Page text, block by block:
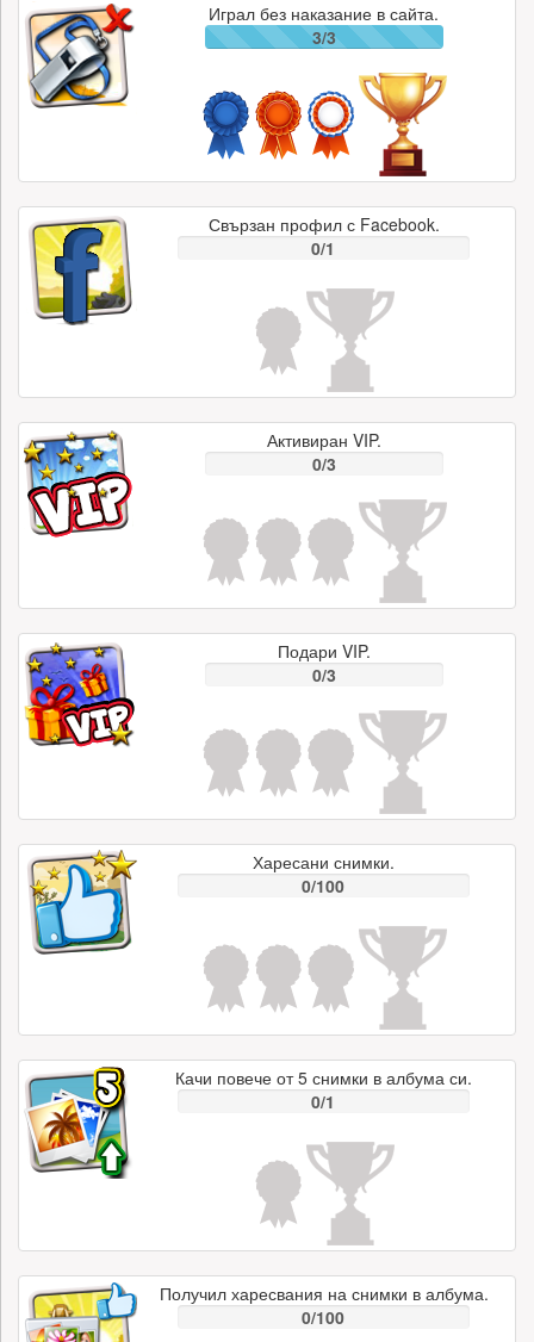
Играл без наказание в сайта.
3/3
Свързан профил с Facebook.
0/1
Активиран VIP.
0/3
Подари VIP.
0/3
Харесани снимки.
0/100
Качи повече от 5 снимки в албума си.
0/1
Получил харесвания на снимки в албума.
0/100